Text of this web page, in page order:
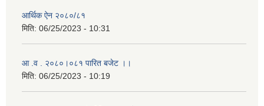
आर्थिक ऐन २०८०/८१
मिति: 06/25/2023 - 10:31
आ .व . २०८०।०८१ पारित बजेट ।।
मिति: 06/25/2023 - 10:19